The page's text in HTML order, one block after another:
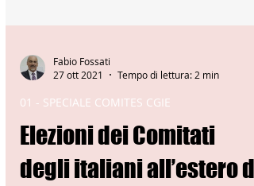
Fabio Fossati
27 ott 2021
Tempo di lettura: 2 min
01 - SPECIALE COMITES CGIE